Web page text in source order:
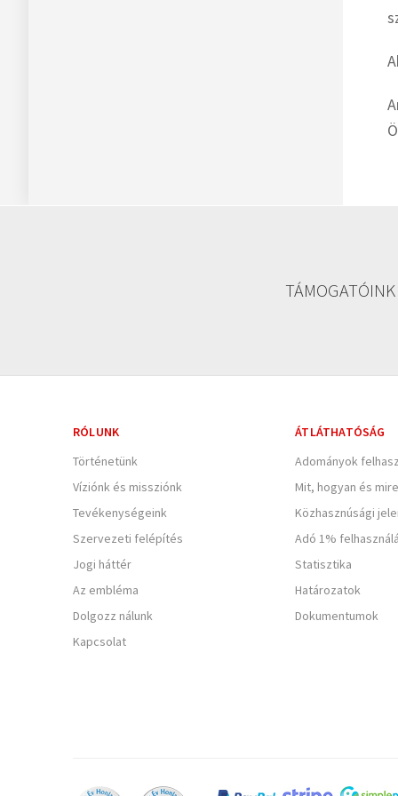
TÁMOGATÓINK
RÓLUNK
Történetünk
Víziónk és missziónk
Tevékenységeink
Szervezeti felépítés
Jogi háttér
Az embléma
Dolgozz nálunk
Kapcsolat
ÁTLÁTHATÓSÁG
Adományok
Mit, hogyan és
Közhasznúsági
Adó 1%
Statisztika
Határozatok
Dokumentumok